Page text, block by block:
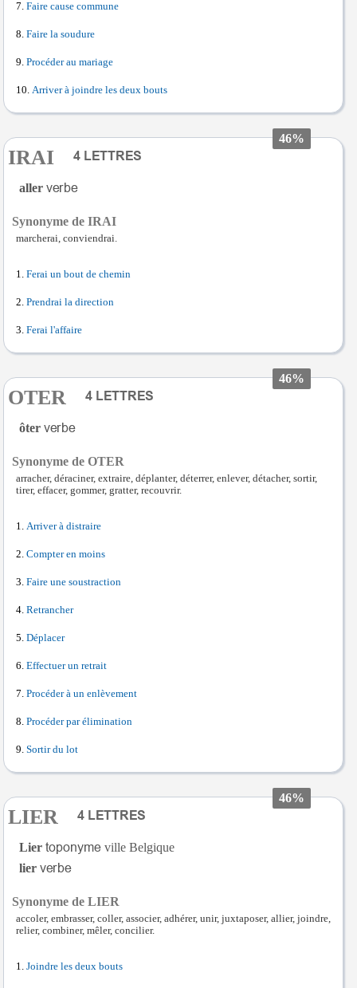
Faire cause commune
Faire la soudure
Procéder au mariage
Arriver à joindre les deux bouts
46%
IRAI
aller
Synonyme de IRAI
marcherai, conviendrai.
Ferai un bout de chemin
Prendrai la direction
Ferai l'affaire
46%
OTER
ôter
Synonyme de OTER
arracher, déraciner, extraire, déplanter, déterrer, enlever, détacher, sortir,
tirer, effacer, gommer, gratter, recouvrir.
Arriver à distraire
Compter en moins
Faire une soustraction
Retrancher
Déplacer
Effectuer un retrait
Procéder à un enlèvement
Procéder par élimination
Sortir du lot
46%
LIER
Lier
ville Belgique
lier
Synonyme de LIER
accoler, embrasser, coller, associer, adhérer, unir, juxtaposer, allier, joindre,
relier, combiner, mêler, concilier.
Joindre les deux bouts